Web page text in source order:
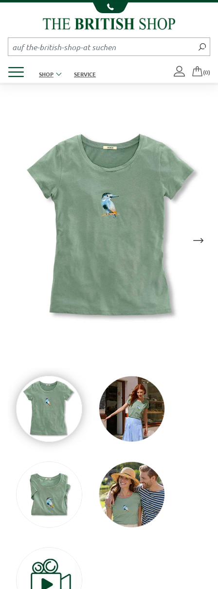
Kompletten Head der Seite überspringen
SHOP SERVICE (0)